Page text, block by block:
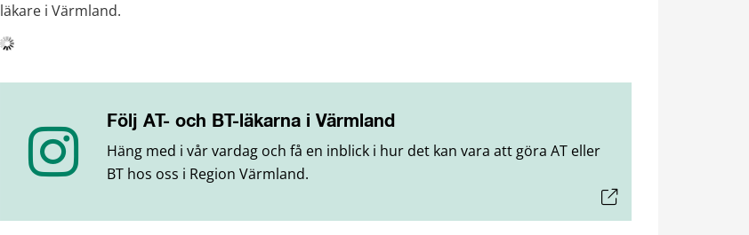
läkare i Värmland.
Följ AT- och BT-läkarna i Värmland
Häng med i vår vardag och få en inblick i hur det kan vara att göra AT eller
BT hos oss i Region Värmland.